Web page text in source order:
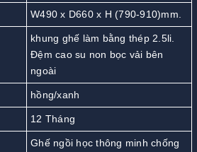
W490 x D660 x H (790-910)mm.
khung ghế làm bằng thép 2.5li.
Đệm cao su non bọc vải bên
ngoài
hồng/xanh
12 Tháng
Ghế ngồi học thông minh chống